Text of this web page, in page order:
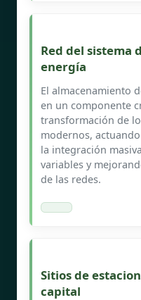
Red del sistema
energía
El almacenamiento
en un componente
transformación de
modernos,
la integración
variables y
de las redes.
Sitios de
capital